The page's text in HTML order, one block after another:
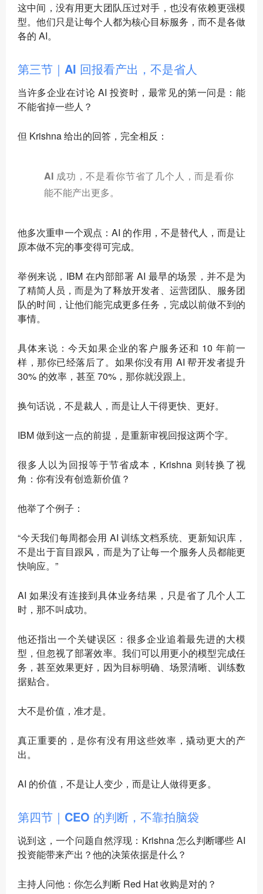
这中间，没有用更大团队压过对手，也没有依赖更强模
型。他们只是让每个人都为核心目标服务，而不是各做
各的 AI。
第三节｜AI 回报看产出，不是省人
当许多企业在讨论 AI 投资时，最常见的第一问是：能
不能省掉一些人？
但 Krishna 给出的回答，完全相反：
AI 成功，不是看你节省了几个人，而是看你
能不能产出更多。
他多次重申一个观点：AI 的作用，不是替代人，而是让
原本做不完的事变得可完成。
举例来说，IBM 在内部部署 AI 最早的场景，并不是为
了精简人员，而是为了释放开发者、运营团队、服务团
队的时间，让他们能完成更多任务，完成以前做不到的
事情。
具体来说：今天如果企业的客户服务还和 10 年前一
样，那你已经落后了。如果你没有用 AI 帮开发者提升
30% 的效率，甚至 70%，那你就没跟上。
换句话说，不是裁人，而是让人干得更快、更好。
IBM 做到这一点的前提，是重新审视回报这两个字。
很多人以为回报等于节省成本，Krishna 则转换了视
角： 你有没有创造新价值？
他举了个例子：
“今天我们每周都会用 AI 训练文档系统、更新知识库，
不是出于盲目跟风，而是为了让每一个服务人员都能更
快响应。”
AI 如果没有连接到具体业务结果，只是省了几个人工
时，那不叫成功。
他还指出一个关键误区：很多企业追着最先进的大模
型，但忽视了部署效率。我们可以用更小的模型完成任
务，甚至效果更好，因为目标明确、场景清晰、训练数
据贴合。
大不是价值，准才是。
真正重要的，是你有没有用这些效率，撬动更大的产
出。
AI 的价值，不是让人变少，而是让人做得更多。
第四节｜CEO 的判断，不靠拍脑袋
说到这，一个问题自然浮现：Krishna 怎么判断哪些 AI
投资能带来产出？他的决策依据是什么？
主持人问他：你怎么判断 Red Hat 收购是对的？